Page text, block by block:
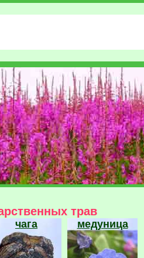
трав
чага медуница